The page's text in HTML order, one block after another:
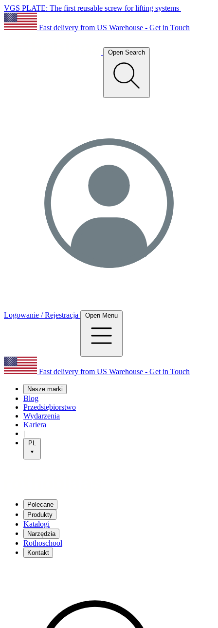
VGS PLATE: The first reusable screw for lifting systems
Fast delivery from US Warehouse - Get in Touch
Open Search
Logowanie / Rejestracja Open Menu
Fast delivery from US Warehouse - Get in Touch
Nasze marki
Blog
Przedsiębiorstwo
Wydarzenia
Kariera
|
PL
Polecane
Produkty
Katalogi
Narzędzia
Rothoschool
Kontakt